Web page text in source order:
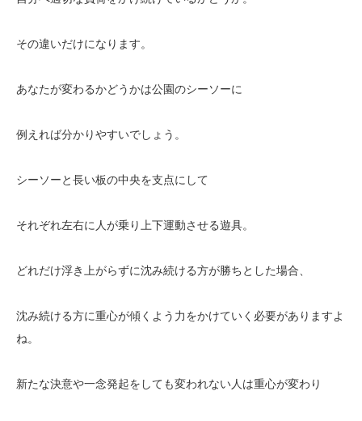
その違いだけになります。
あなたが変わるかどうかは公園のシーソーに
例えれば分かりやすいでしょう。
シーソーと長い板の中央を支点にして
それぞれ左右に人が乗り上下運動させる遊具。
どれだけ浮き上がらずに沈み続ける方が勝ちとした場合、
沈み続ける方に重心が傾くよう力をかけていく必要がありますよ
ね。
新たな決意や一念発起をしても変われない人は重心が変わり